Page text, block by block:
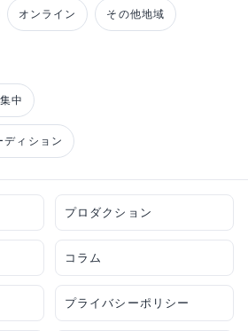
オンライン その他地域
中
ディション
プロダクション
コラム
プライバシーポリシー